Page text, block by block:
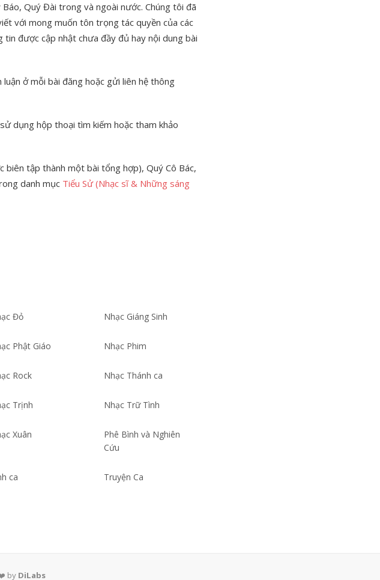
Quý Đài trong và ngoài nước. Chúng tôi đã
với mong muốn tôn trọng tác quyền của các
tin được cập nhật chưa đầy đủ hay nội dung bài
luận ở mỗi bài đăng hoặc gửi liên hệ thông
dụng hộp thoại tìm kiếm hoặc tham khảo
tập thành một bài tổng hợp), Quý Cô Bác,
danh mục Tiểu Sử (Nhạc sĩ & Những sáng
Đỏ Nhạc Giáng Sinh
Phật Giáo Nhạc Phim
Rock Nhạc Thánh ca
Trịnh Nhạc Trữ Tình
Xuân
Phê Bình và Nghiên
Cứu
ca Truyện Ca
by DiLabs